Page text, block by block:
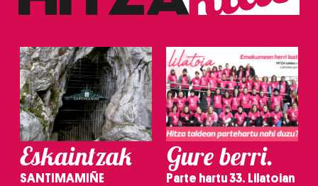
Eskaintzak
SANTIMAMIÑE
Gure berri.
Parte hartu 33. Lilatoian